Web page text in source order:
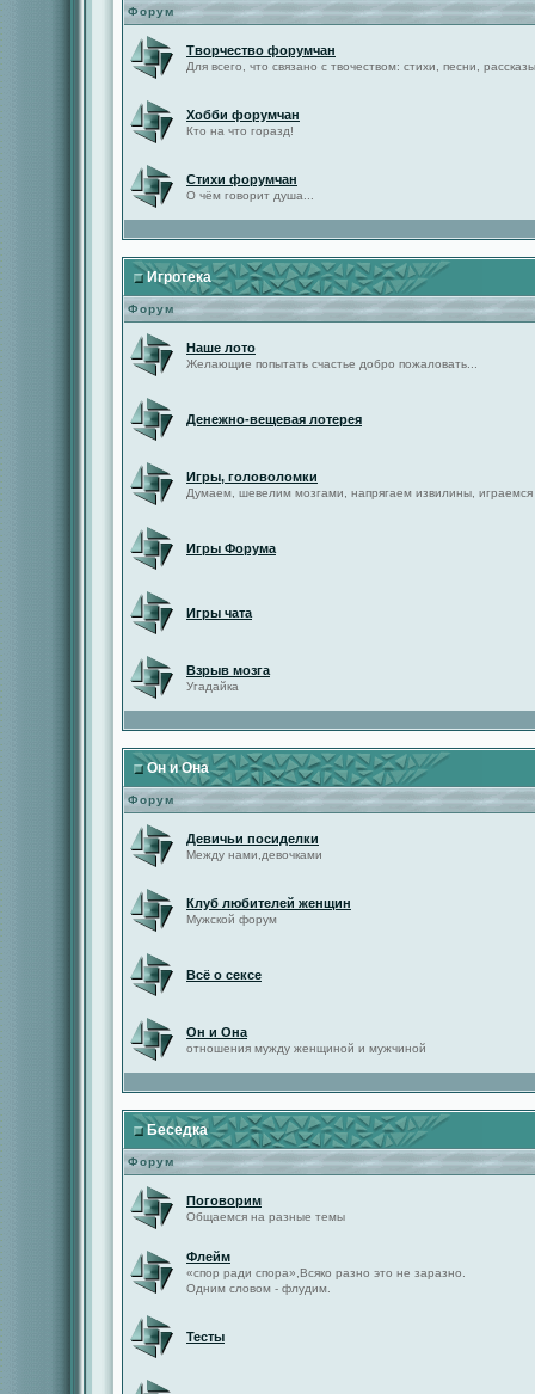
Форум
Творчество форумчан
Для всего, что связано с твочеством: стихи, песни,
Хобби форумчан
Кто на что горазд!
Стихи форумчан
О чём говорит душа...
Игротека
Форум
Наше лото
Желающие попытать счастье добро пожаловать...
Денежно-вещевая лотерея
Игры, головоломки
Думаем, шевелим мозгами, напрягаем извилины,
Игры Форума
Игры чата
Взрыв мозга
Угадайка
Он и Она
Форум
Девичьи посиделки
Между нами,девочками
Клуб любителей женщин
Мужской форум
Всё о сексе
Он и Она
отношения мужду женщиной и мужчиной
Беседка
Форум
Поговорим
Общаемся на разные темы
Флейм
«спор ради спора»,Всяко разно это не заразно.
Одним словом - флудим.
Тесты